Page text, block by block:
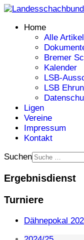
Home
Alle Artikel
Bremer
Kalender
LSB-
LSB
Ligen
Vereine
Impressum
Kontakt
Suchen
Ergebnisdienst
Turniere
Dähnepokal